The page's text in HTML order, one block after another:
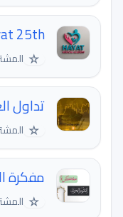
25th
☆
تداول
☆
مفكرة
☆